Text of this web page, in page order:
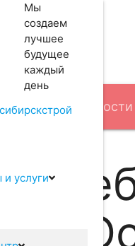
Мы
создаем
лучшее
будущее
каждый
день
услуги
центр Новости